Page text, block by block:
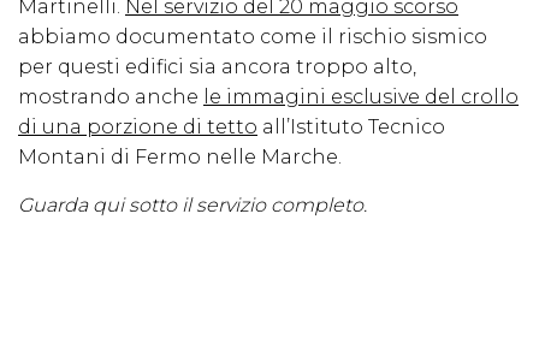
Martinelli. Nel servizio del 20 maggio scorso
abbiamo documentato come il rischio sismico
per questi edifici sia ancora troppo alto,
mostrando anche le immagini esclusive del crollo
di una porzione di tetto all’Istituto Tecnico
Montani di Fermo nelle Marche.
Guarda qui sotto il servizio completo.